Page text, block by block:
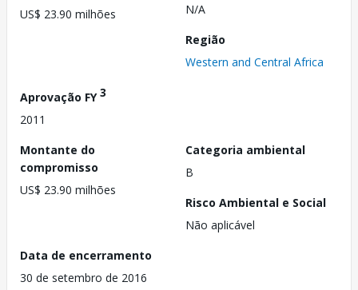
US$ 23.90 milhões
N/A
Região
Western and Central Africa
Aprovação FY3
2011
Montante do
compromisso
US$ 23.90 milhões
Categoria ambiental
B
Risco Ambiental e Social
Não aplicável
Data de encerramento
30 de setembro de 2016